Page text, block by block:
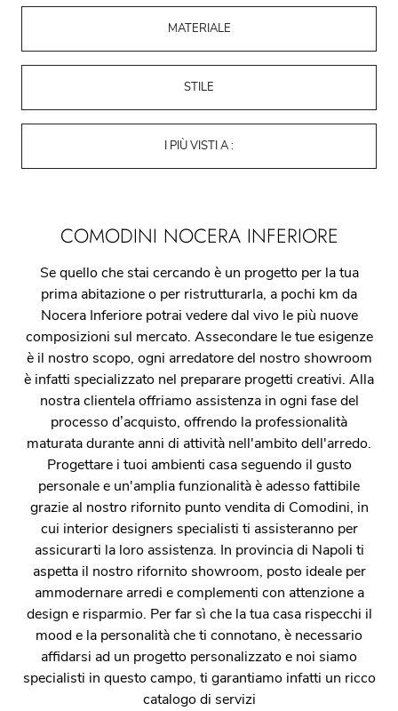
MATERIALE
STILE
I PIÙ VISTI A :
COMODINI NOCERA INFERIORE
Se quello che stai cercando è un progetto per la tua
prima abitazione o per ristrutturarla, a pochi km da
Nocera Inferiore potrai vedere dal vivo le più nuove
composizioni sul mercato. Assecondare le tue esigenze
è il nostro scopo, ogni arredatore del nostro showroom
è infatti specializzato nel preparare progetti creativi. Alla
nostra clientela offriamo assistenza in ogni fase del
processo d’acquisto, offrendo la professionalità
maturata durante anni di attività nell'ambito dell'arredo.
Progettare i tuoi ambienti casa seguendo il gusto
personale e un'amplia funzionalità è adesso fattibile
grazie al nostro rifornito punto vendita di Comodini, in
cui interior designers specialisti ti assisteranno per
assicurarti la loro assistenza. In provincia di Napoli ti
aspetta il nostro rifornito showroom, posto ideale per
ammodernare arredi e complementi con attenzione a
design e risparmio. Per far sì che la tua casa rispecchi il
mood e la personalità che ti connotano, è necessario
affidarsi ad un progetto personalizzato e noi siamo
specialisti in questo campo, ti garantiamo infatti un ricco
catalogo di servizi